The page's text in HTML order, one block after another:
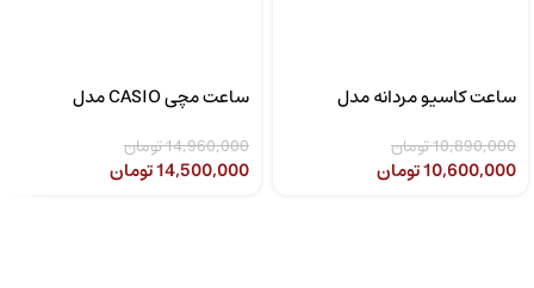
ساعت کاسیو مردانه مدل
10,890,000تومان
10,600,000تومان
ساعت مچی CASIO مدل
14,960,000تومان
14,500,000تومان